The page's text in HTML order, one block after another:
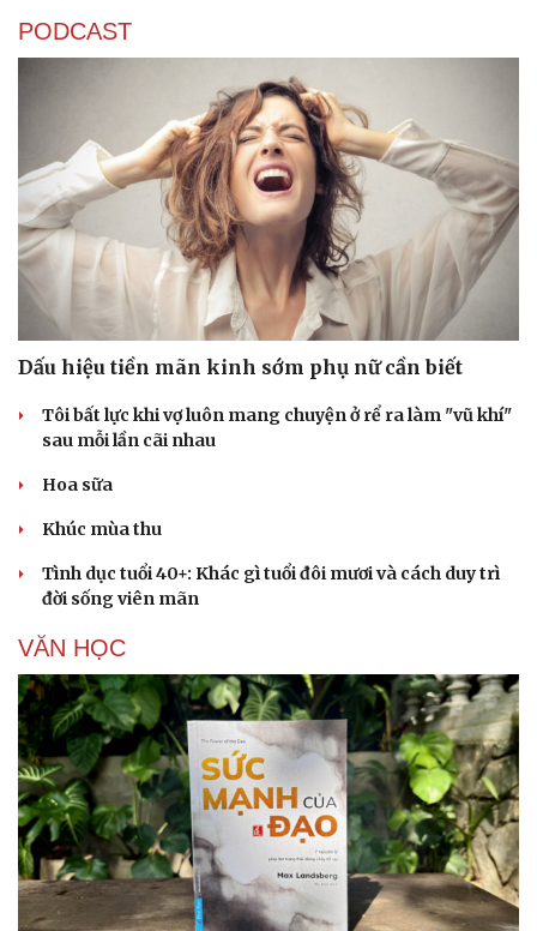
PODCAST
Dấu hiệu tiền mãn kinh sớm phụ nữ cần biết
Tôi bất lực khi vợ luôn mang chuyện ở rể ra làm "vũ khí"
sau mỗi lần cãi nhau
Hoa sữa
Khúc mùa thu
Tình dục tuổi 40+: Khác gì tuổi đôi mươi và cách duy trì
đời sống viên mãn
VĂN HỌC